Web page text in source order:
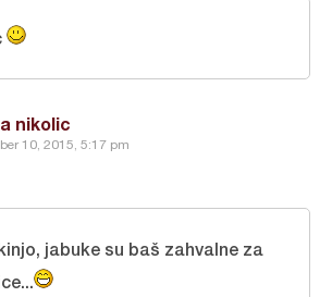
nikolic
10, 2015, 5:17 pm
jabuke su baš zahvalne za